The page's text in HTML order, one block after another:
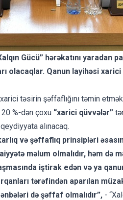
Gücü” hərəkatını
olacaqlar. Qanun layihəsi
təsirin şəffaflığını təmin
%-dən çoxu “xarici qüvvələr”
alınacaq.
və şəffaflıq prinsipləri
məlum olmalıdır, həm
iştirak edən və ya
tərəfindən aparılan
də şəffaf olmalıdır”, -